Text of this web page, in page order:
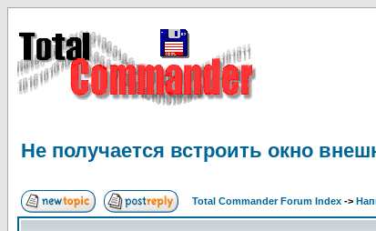
Не получается встроить окно
Total Commander Forum Index ->